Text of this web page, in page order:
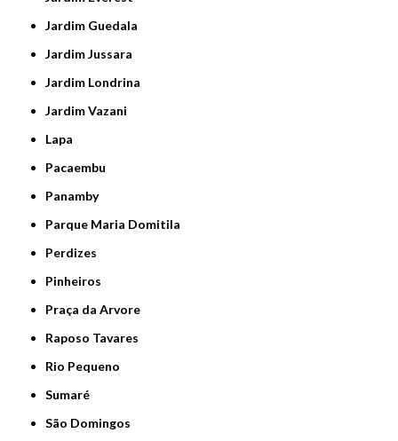
Jardim Guedala
Jardim Jussara
Jardim Londrina
Jardim Vazani
Lapa
Pacaembu
Panamby
Parque Maria Domitila
Perdizes
Pinheiros
Praça da Arvore
Raposo Tavares
Rio Pequeno
Sumaré
São Domingos